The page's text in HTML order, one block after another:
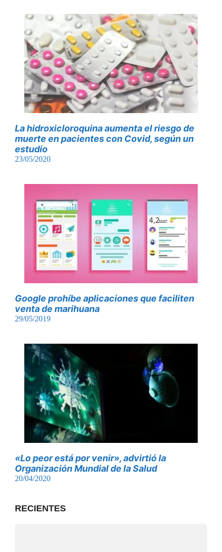
La hidroxicloroquina aumenta el riesgo de
muerte en pacientes con Covid, según un
estudio
23/05/2020
Google prohíbe aplicaciones que faciliten
venta de marihuana
29/05/2019
«Lo peor está por venir», advirtió la
Organización Mundial de la Salud
20/04/2020
RECIENTES